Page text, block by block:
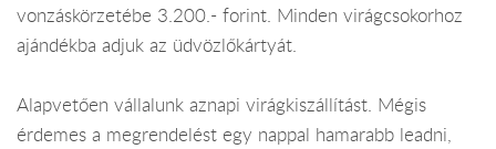
vonzáskörzetébe 3.200.- forint. Minden virágcsokorhoz
ajándékba adjuk az üdvözlőkártyát.
Alapvetően vállalunk aznapi virágkiszállítást. Mégis
érdemes a megrendelést egy nappal hamarabb leadni,